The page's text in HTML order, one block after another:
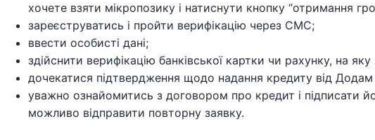
хочете взяти мікропозику і натиснути кнопку “отримання
зареєструватись і пройти верифікацію через СМС;
ввести особисті дані;
здійснити верифікацію банківської картки чи рахунку, на
дочекатися підтвердження щодо надання кредиту від Додам
уважно ознайомитись з договором про кредит і підписати
можливо відправити повторну заявку.